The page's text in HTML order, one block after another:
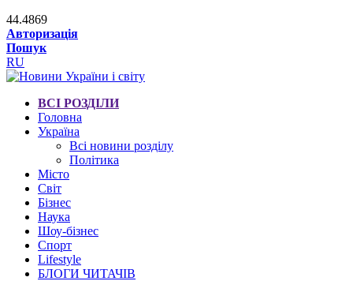
44.4869
Авторизація
Пошук
RU
ВСІ РОЗДІЛИ
Головна
Україна
Всі новини розділу
Політика
Місто
Світ
Бізнес
Наука
Шоу-бізнес
Спорт
Lifestyle
БЛОГИ ЧИТАЧІВ